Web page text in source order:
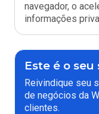
navegador, o
informações
Este é o seu
Reivindique seu
de negócios da
clientes.